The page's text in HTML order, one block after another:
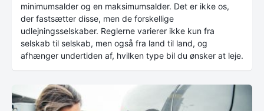
minimumsalder og en maksimumsalder. Det er ikke os,
der fastsætter disse, men de forskellige
udlejningsselskaber. Reglerne varierer ikke kun fra
selskab til selskab, men også fra land til land, og
afhænger undertiden af, hvilken type bil du ønsker at leje.